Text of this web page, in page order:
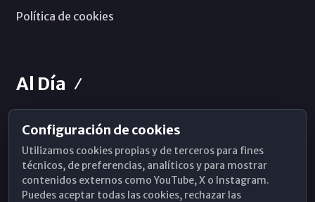
Política de cookies
Al Día
Horarios de Misa
Hemeroteca
WhatsApp
Configuración de cookies
Utilizamos cookies propias y de terceros para fines
técnicos, de preferencias, analíticos y para mostrar
contenidos externos como YouTube, X o Instagram.
Puedes aceptar todas las cookies, rechazar las